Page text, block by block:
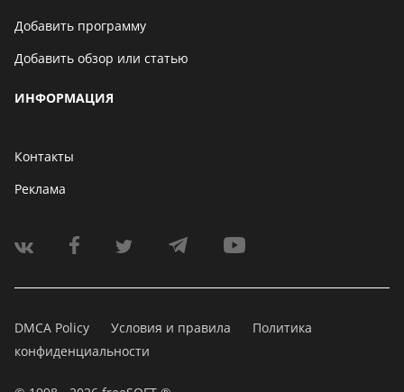
Добавить программу
Добавить обзор или статью
ИНФОРМАЦИЯ
Контакты
Реклама
DMCA Policy Условия и правила
Политика
конфиденциальности